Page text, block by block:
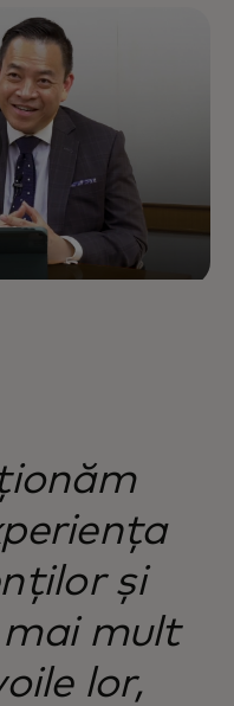
și
mult
lor,